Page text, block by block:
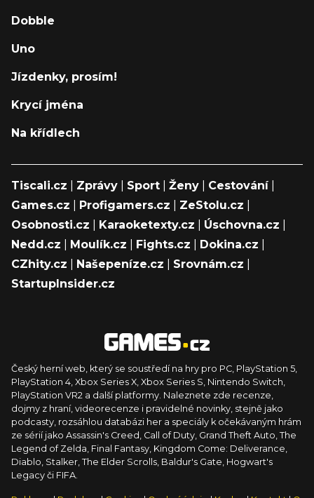
Dobble
Uno
Jízdenky, prosím!
Krycí jména
Na křídlech
Tiscali.cz Zprávy Sport Ženy Cestování|
Games.cz
Profigamers.cz ZeStolu.cz
Osobnosti.cz
Karaoketexty.cz Úschovna.cz
Nedd.cz
Moulík.cz Fights.cz Dokina.cz
CZhity.cz
Našepeníze.cz Srovnám.cz
StartupInsider.cz
Český herní web, který se soustředí na hry pro PC, PlayStation 5,
PlayStation 4, Xbox Series X, Xbox Series S, Nintendo Switch,
PlayStation VR2 a další platformy. Naleznete zde recenze,
dojmy z hraní, videorecenze i pravidelné novinky, stejně jako
podcasty, rozsáhlou databázi her a speciály k očekávaným hrám
ze sérií jako Assassin's Creed, Call of Duty, Grand Theft Auto, The
Legend of Zelda, Final Fantasy, Kingdom Come: Deliverance,
Diablo, Stalker, The Elder Scrolls, Baldur's Gate, Hogwart's
Legacy či FIFA.